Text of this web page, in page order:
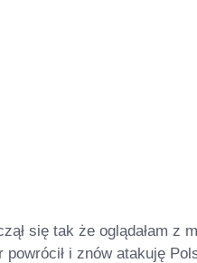
się tak że oglądałam z
i znów atakuję